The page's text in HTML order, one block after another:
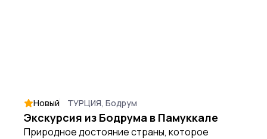
Новый ТУРЦИЯ, Бодрум
Экскурсия из Бодрума в Памуккале
Природное достояние страны, которое